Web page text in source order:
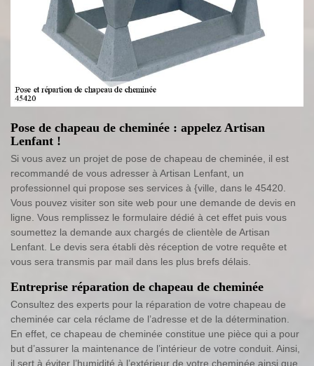
Pose de chapeau de cheminée : appelez Artisan
Lenfant !
Si vous avez un projet de pose de chapeau de cheminée, il est
recommandé de vous adresser à Artisan Lenfant, un
professionnel qui propose ses services à {ville, dans le 45420.
Vous pouvez visiter son site web pour une demande de devis en
ligne. Vous remplissez le formulaire dédié à cet effet puis vous
soumettez la demande aux chargés de clientèle de Artisan
Lenfant. Le devis sera établi dès réception de votre requête et
vous sera transmis par mail dans les plus brefs délais.
Entreprise réparation de chapeau de cheminée
Consultez des experts pour la réparation de votre chapeau de
cheminée car cela réclame de l’adresse et de la détermination.
En effet, ce chapeau de cheminée constitue une pièce qui a pour
but d’assurer la maintenance de l’intérieur de votre conduit. Ainsi,
il sert à éviter l’humidité à l’extérieur de votre cheminée ainsi que